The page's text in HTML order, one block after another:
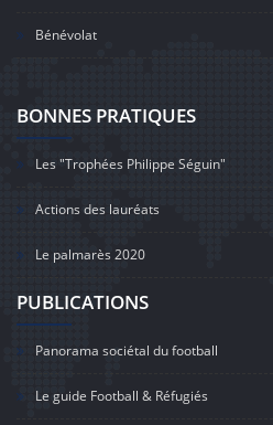
Bénévolat
BONNES PRATIQUES
Les "Trophées Philippe Séguin"
Actions des lauréats
Le palmarès 2020
PUBLICATIONS
Panorama sociétal du football
Le guide Football & Réfugiés